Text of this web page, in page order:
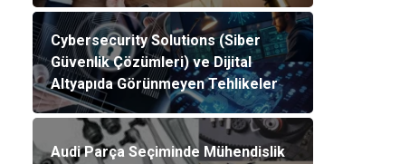
Cybersecurity Solutions (Siber
Güvenlik Çözümleri) ve Dijital
Altyapıda Görünmeyen Tehlikeler
Audi Parça Seçiminde Mühendislik